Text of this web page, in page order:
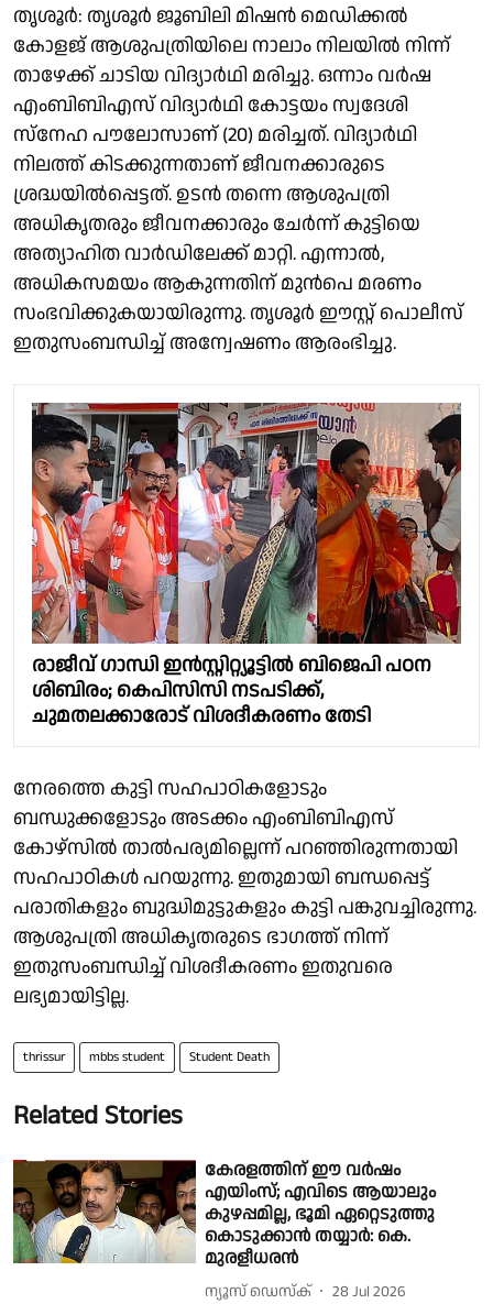
തൃശൂർ: തൃശൂർ ജൂബിലി മിഷൻ മെഡിക്കൽ
കോളജ് ആശുപത്രിയിലെ നാലാം നിലയിൽ നിന്ന്
താഴേക്ക് ചാടിയ വിദ്യാർഥി മരിച്ചു. ഒന്നാം വർഷ
എംബിബിഎസ് വിദ്യാർഥി കോട്ടയം സ്വദേശി
സ്നേഹ പൗലോസാണ് (20) മരിച്ചത്. വിദ്യാർഥി
നിലത്ത് കിടക്കുന്നതാണ് ജീവനക്കാരുടെ
ശ്രദ്ധയിൽപ്പെട്ടത്. ഉടൻ തന്നെ ആശുപത്രി
അധികൃതരും ജീവനക്കാരും ചേർന്ന് കുട്ടിയെ
അത്യാഹിത വാർഡിലേക്ക് മാറ്റി. എന്നാൽ,
അധികസമയം ആകുന്നതിന് മുൻപെ മരണം
സംഭവിക്കുകയായിരുന്നു. തൃശൂർ ഈസ്റ്റ് പൊലീസ്
ഇതുസംബന്ധിച്ച് അന്വേഷണം ആരംഭിച്ചു.
രാജീവ് ഗാന്ധി ഇൻസ്റ്റിറ്റ്യൂട്ടിൽ ബിജെപി പഠന
ശിബിരം; കെപിസിസി നടപടിക്ക്,
ചുമതലക്കാരോട് വിശദീകരണം തേടി
നേരത്തെ കുട്ടി സഹപാഠികളോടും
ബന്ധുക്കളോടും അടക്കം എംബിബിഎസ്
കോഴ്സിൽ താൽപര്യമില്ലെന്ന് പറഞ്ഞിരുന്നതായി
സഹപാഠികൾ പറയുന്നു. ഇതുമായി ബന്ധപ്പെട്ട്
പരാതികളും ബുദ്ധിമുട്ടുകളും കുട്ടി പങ്കുവച്ചിരുന്നു.
ആശുപത്രി അധികൃതരുടെ ഭാഗത്ത് നിന്ന്
ഇതുസംബന്ധിച്ച് വിശദീകരണം ഇതുവരെ
ലഭ്യമായിട്ടില്ല.
thrissur mbbs student Student Death
Related Stories
കേരളത്തിന് ഈ വര്‍ഷം
എയിംസ്; എവിടെ ആയാലും
കുഴപ്പമില്ല, ഭൂമി ഏറ്റെടുത്തു
കൊടുക്കാന്‍ തയ്യാര്‍: കെ.
മുരളീധരന്‍
ന്യൂസ് ഡെസ്ക് 28 Jul 2026